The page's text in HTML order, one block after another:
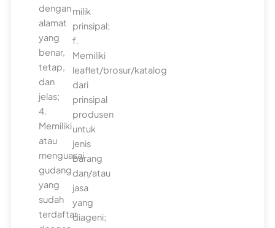
dengan
alamat
yang
benar,
tetap,
dan
jelas;
4.
Memiliki
atau
menguasai
gudang
yang
sudah
terdaftar
milik
prinsipal;
f.
Memiliki
leaflet/brosur/katalog
dari
prinsipal
produsen
untuk
jenis
barang
dan/atau
jasa
yang
diageni;